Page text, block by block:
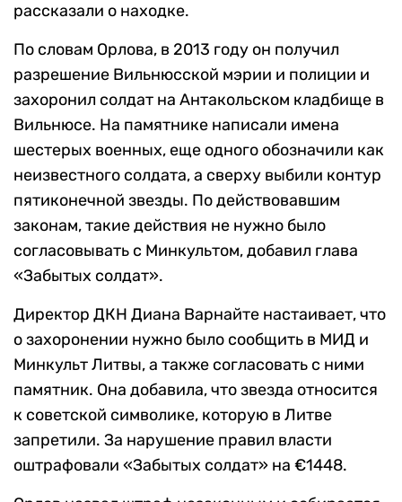
рассказали о находке.
По словам Орлова, в 2013 году он получил
разрешение Вильнюсской мэрии и полиции и
захоронил солдат на Антакольском кладбище в
Вильнюсе. На памятнике написали имена
шестерых военных, еще одного обозначили как
неизвестного солдата, а сверху выбили контур
пятиконечной звезды. По действовавшим
законам, такие действия не нужно было
согласовывать с Минкультом, добавил глава
«Забытых солдат».
Директор ДКН Диана Варнайте настаивает, что
о захоронении нужно было сообщить в МИД и
Минкульт Литвы, а также согласовать с ними
памятник. Она добавила, что звезда относится
к советской символике, которую в Литве
запретили. За нарушение правил власти
оштрафовали «Забытых солдат» на €1448.